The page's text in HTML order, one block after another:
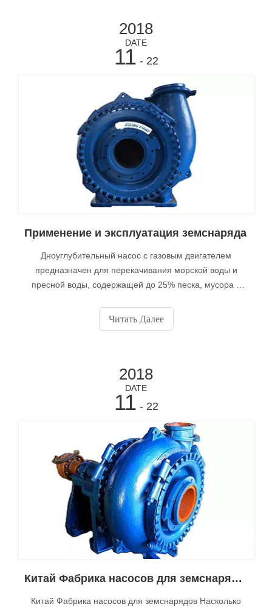
2018
DATE
11 - 22
Применение и эксплуатация земснаряда
Дноуглубительный насос с газовым двигателем
предназначен для перекачивания морской воды и
пресной воды, содержащей до 25% песка, мусора и
использовано для других морских применений,
включая дноуглубительные работы, забивание свай,
применение
Читать Далее
2018
DATE
11 - 22
Китай Фабрика насосов для земснаряда Как далеко может насос для земснаряда?
Китай Фабрика насосов для земснарядов Насколько